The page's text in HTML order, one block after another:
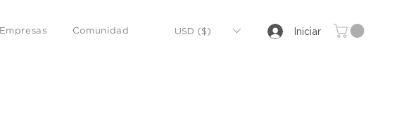
Empresas Comunidad USD ($) Iniciar